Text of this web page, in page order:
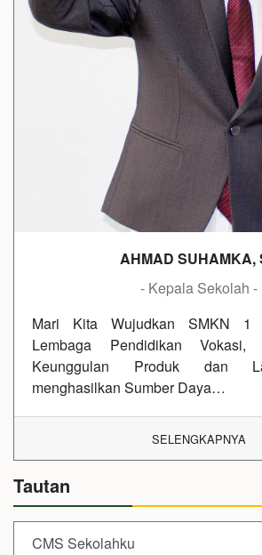
AHMAD SUHAMKA,
- Kepala Sekolah -
Mari Kita Wujudkan SMKN 1
Lembaga Pendidikan Vokasi,
Keunggulan Produk dan
menghasilkan Sumber Daya…
SELENGKAPNYA
Tautan
CMS Sekolahku